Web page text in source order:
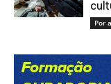
Por